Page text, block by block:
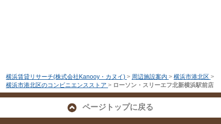
横浜賃貸リサーチ(株式会社Kanooy・カヌイ) > 周辺施設案内 > 横浜市港北区 >
横浜市港北区のコンビニエンスストア > ローソン・スリーエフ北新横浜駅前店
ページトップに戻る